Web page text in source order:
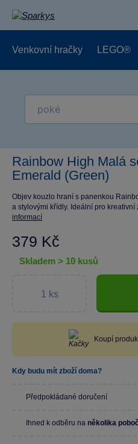
Venkovní hračky LEGO®
Rainbow High Malá
Emerald (Green)
Objev kouzlo hraní s panenkou
a stylovými křídly. Ideální pro
informací
379 Kč
skladem > 10 kusů
Koupí
Kdy budu mít zboží doma?
Předpokládané doručení
Ihned k odběru na několika